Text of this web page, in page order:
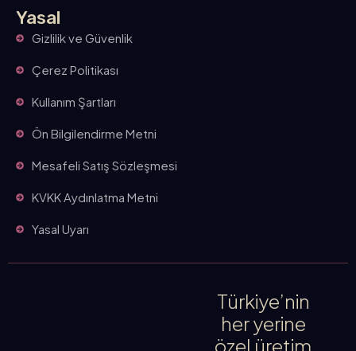
Yasal
Gizlilik ve Güvenlik
Çerez Politikası
Kullanım Şartları
Ön Bilgilendirme Metni
Mesafeli Satış Sözleşmesi
KVKK Aydınlatma Metni
Yasal Uyarı
Türkiye’nin
her yerine
özel üretim